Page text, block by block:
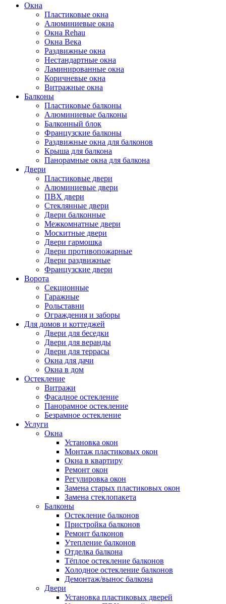
Окна
Пластиковые окна
Алюминиевые окна
Окна Rehau
Окна Века
Раздвижные окна
Нестандартные окна
Ламинированные окна
Коричневые окна
Витражные окна
Балконы
Пластиковые балконы
Алюминиевые балконы
Балконный блок
Французские балконы
Раздвижные окна для балконов
Крыша для балкона
Панорамные окна для балкона
Двери
Пластиковые двери
Алюминиевые двери
ПВХ двери
Стеклянные двери
Двери балконные
Межкомнатные двери
Москитные двери
Двери гармошка
Двери противопожарные
Двери раздвижные
Французские двери
Ворота
Секционные
Гаражные
Рольставни
Ограждения и заборы
Для домов и коттеджей
Двери для беседки
Двери для веранды
Двери для террасы
Окна для дачи
Окна в дом
Остекление
Витражи
Фасадное остекление
Панорамное остекление
Безрамное остекление
Услуги
Окна
Установка окон
Монтаж пластиковых окон
Окна в квартиру
Ремонт окон
Регулировка окон
Замена старых пластиковых окон
Замена стеклопакета
Балконы
Остекление балконов
Пристройка балконов
Ремонт балконов
Утепление балконов
Отделка балкона
Тёплое остекление балконов
Холодное остекление балконов
Демонтаж/вынос балкона
Двери
Установка пластиковых дверей